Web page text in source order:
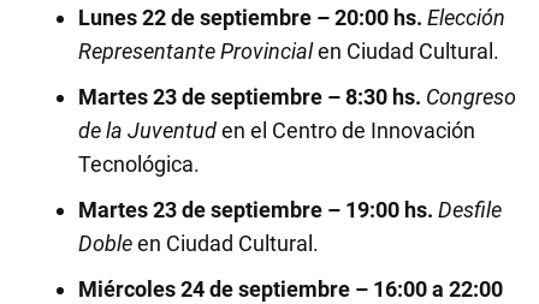
Lunes 22 de septiembre – 20:00 hs. Elección
Representante Provincialen Ciudad Cultural.
Martes 23 de septiembre – 8:30 hs. Congreso
de la Juventuden el Centro de Innovación
Tecnológica.
Martes 23 de septiembre – 19:00 hs. Desfile
Dobleen Ciudad Cultural.
Miércoles 24 de septiembre – 16:00 a 22:00